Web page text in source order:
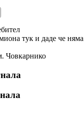
тук и даде че
Човкарнико